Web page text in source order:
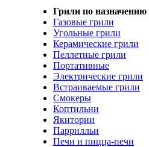
Грили по назначению
Газовые грили
Угольные грили
Керамические грили
Пеллетные грили
Портативные
Электрические грили
Встраиваемые грили
Смокеры
Коптильни
Якитории
Паррилльи
Печи и пицца-печи